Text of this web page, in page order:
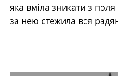
яка вміла зникати з поля
за нею стежила вся